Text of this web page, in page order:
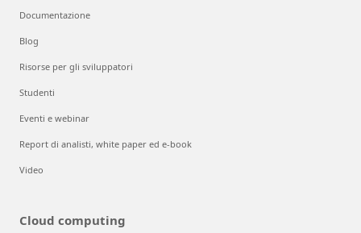
Documentazione
Blog
Risorse per gli sviluppatori
Studenti
Eventi e webinar
Report di analisti, white paper ed e-book
Video
Cloud computing